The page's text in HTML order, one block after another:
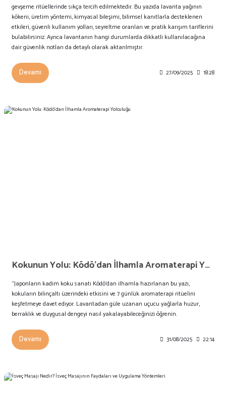
gevşeme ritüellerinde sıkça tercih edilmektedir. Bu yazıda lavanta yağının
kökeni, üretim yöntemi, kimyasal bileşimi, bilimsel kanıtlarla desteklenen
etkileri, güvenli kullanım yolları, seyreltme oranları ve pratik karışım tariflerini
bulabilirsiniz. Ayrıca lavantanın hangi durumlarda dikkatli kullanılacağına
dair güvenlik notları da detaylı olarak aktarılmıştır.
Devamı 27/09/2025 18:28
Kokunun Yolu: Kōdō’dan İlhamla Aromaterapi Yolculuğu
“Japonların kadim koku sanatı Kōdō’dan ilhamla hazırlanan bu yazı,
kokuların bilinçaltı üzerindeki etkisini ve 7 günlük aromaterapi ritüelini
keşfetmeye davet ediyor. Lavantadan güle uzanan uçucu yağlarla huzur,
berraklık ve duygusal dengeyi nasıl yakalayabileceğinizi öğrenin.
Devamı 31/08/2025 22:14